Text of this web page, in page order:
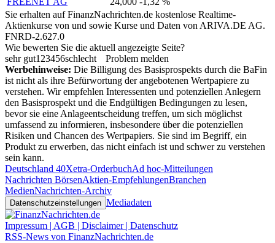
Sie erhalten auf FinanzNachrichten.de kostenlose Realtime-
Aktienkurse von und sowie Kurse und Daten von ARIVA.DE AG.
FNRD-2.627.0
Wie bewerten Sie die aktuell angezeigte Seite?
sehr gut1 23456schlecht
Problem melden
Werbehinweise: Die Billigung des Basisprospekts durch die BaFin
ist nicht als ihre Befürwortung der angebotenen Wertpapiere zu
verstehen. Wir empfehlen Interessenten und potenziellen Anlegern
den Basisprospekt und die Endgültigen Bedingungen zu lesen,
bevor sie eine Anlageentscheidung treffen, um sich möglichst
umfassend zu informieren, insbesondere über die potenziellen
Risiken und Chancen des Wertpapiers. Sie sind im Begriff, ein
Produkt zu erwerben, das nicht einfach ist und schwer zu verstehen
sein kann.
Deutschland 40Xetra-OrderbuchAd hoc-Mitteilungen
Nachrichten BörsenAktien-EmpfehlungenBranchen
MedienNachrichten-Archiv
Datenschutzeinstellungen Mediadaten
Impressum | AGB | Disclaimer | Datenschutz
RSS-News von FinanzNachrichten.de